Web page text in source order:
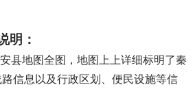
明：
县地图全图，地图上上详细标明了秦
信息以及行政区划、便民设施等信